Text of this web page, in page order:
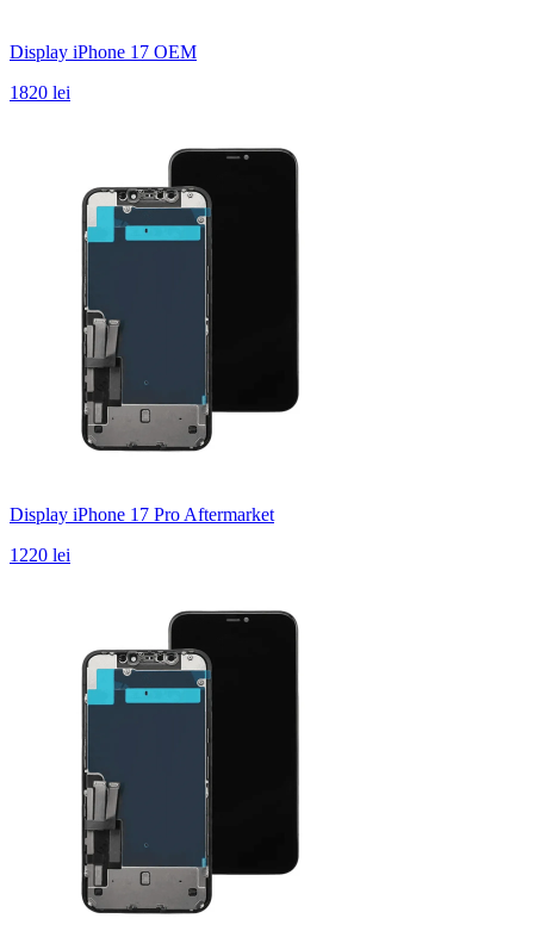
Display iPhone 17 OEM
1820 lei
Display iPhone 17 Pro Aftermarket
1220 lei